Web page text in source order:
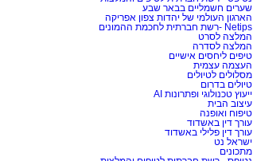
שערים חשמליים בבאר שבע
הארגון העולמי של יהדות צפון אפריקה
Netips -רשת חברתית לחכמת ההמונים
המלצה לסרט
המלצה לסדרה
טיפים ליחסים אישיים
העצמה עצמית
מסלולים לטיולים
טיולים בדרום
ייעוץ טכנולוגי ופתרונות AI
עיצוב הבית
טיפוח ואופנה
עורך דין באשדוד
עורך דין פלילי באשדוד
ישראל נט
מתכונים